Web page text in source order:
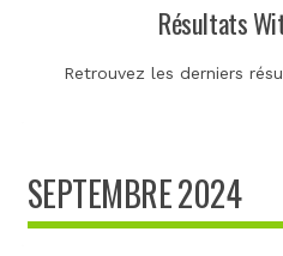
Résultats
Retrouvez les derniers
SEPTEMBRE 2024